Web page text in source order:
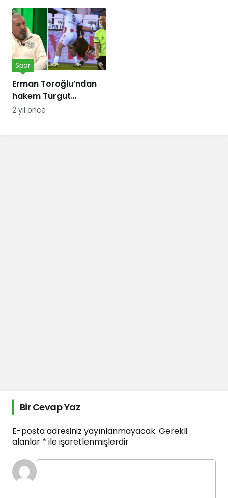
Erman Toroğlu’ndan
hakem Turgut
Doman’a ‘Barış Alper
Spor
2 yıl önce
Bir Cevap Yaz
E-posta adresiniz yayınlanmayacak. Gerekli
alanlar * ile işaretlenmişlerdir